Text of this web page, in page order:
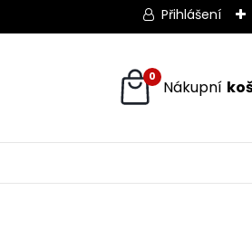
Přihlášení
0